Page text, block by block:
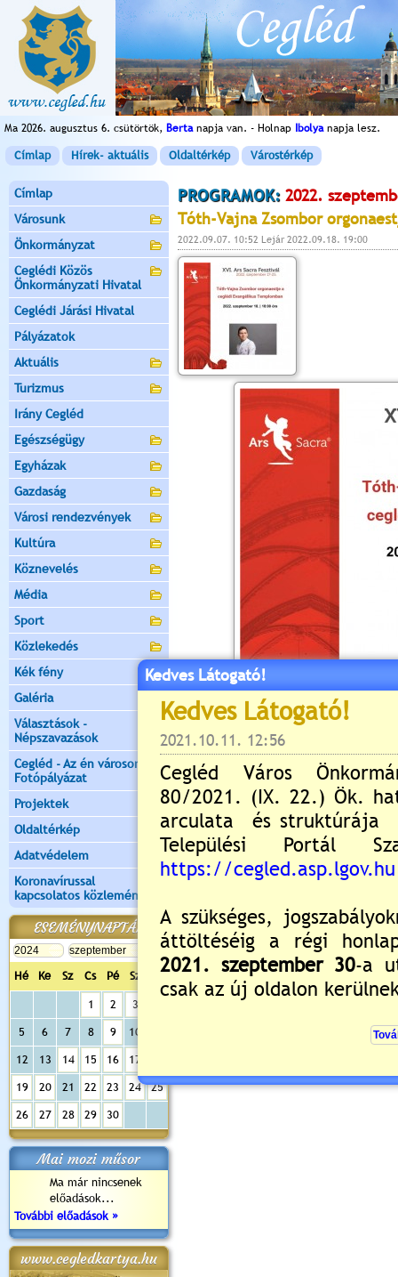
Ma 2026. augusztus 6. csütörtök, Bertanapja van. - Holnap Ibolyanapja lesz.
Címlap Hírek- aktuális Oldaltérkép Várostérkép
Címlap
Városunk
Önkormányzat
Ceglédi Közös
Önkormányzati Hivatal
Ceglédi Járási Hivatal
Pályázatok
Aktuális
Turizmus
Irány Cegléd
Egészségügy
Egyházak
Gazdaság
Városi rendezvények
Kultúra
Köznevelés
Média
Sport
Közlekedés
Kék fény
Galéria
Választások -
Népszavazások
Cegléd - Az én városom -
Fotópályázat
Projektek
Oldaltérkép
Adatvédelem
Koronavírussal
kapcsolatos közlemények
ESEMÉNYNAPTÁR
Hé Ke Sz Cs Pé Sz Va
1 2 3
5 6 7 8 9 10
12 13 14 15 16 17
19 20 21 22 23 24 25
26 27 28 29 30
Mai mozi műsor
Ma már nincsenek
előadások...
További előadások »
www.cegledkartya.hu
PROGRAMOK: 2022.
Tóth-Vajna Zsombor
2022.09.07. 10:52 Lejár 2022.09.18. 19:00
Nyitott tornaterem és diáksport
Kedves Látogató!